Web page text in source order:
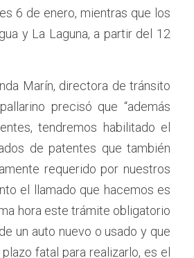
6 de enero, mientras que los
y La Laguna, a partir del 12
Marín, directora de tránsito
precisó que “además
tendremos habilitado el
de patentes que también
requerido por nuestros
el llamado que hacemos es
hora este trámite obligatorio
un auto nuevo o usado y que
fatal para realizarlo, es el